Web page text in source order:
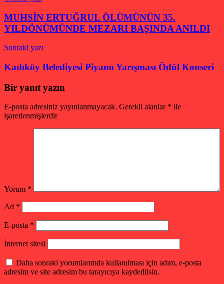
gezinmesi
MUHSİN ERTUĞRUL ÖLÜMÜNÜN 35.
YILDÖNÜMÜNDE MEZARI BAŞINDA ANILDI
Sonraki yazı
Kadıköy Belediyesi Piyano Yarışması Ödül Konseri
Bir yanıt yazın
E-posta adresiniz yayınlanmayacak. Gerekli alanlar * ile
işaretlenmişlerdir
Yorum *
Ad *
E-posta *
İnternet sitesi
Daha sonraki yorumlarımda kullanılması için adım, e-posta
adresim ve site adresim bu tarayıcıya kaydedilsin.